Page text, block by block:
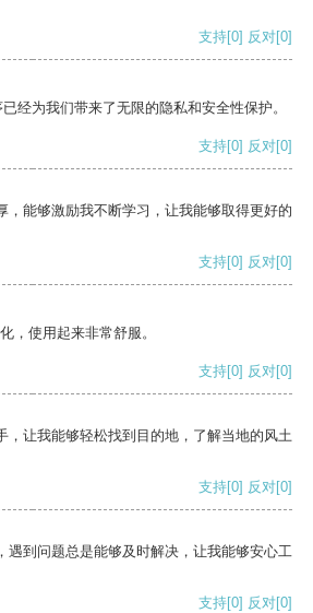
支持[0] 反对[0]
经为我们带来了无限的隐私和安全性保护。
支持[0] 反对[0]
，能够激励我不断学习，让我能够取得更好的
支持[0] 反对[0]
，使用起来非常舒服。
支持[0] 反对[0]
，让我能够轻松找到目的地，了解当地的风土
支持[0] 反对[0]
遇到问题总是能够及时解决，让我能够安心工
支持[0] 反对[0]